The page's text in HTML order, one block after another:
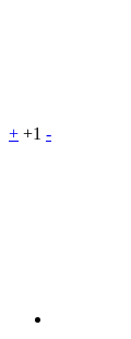
+ +1 -